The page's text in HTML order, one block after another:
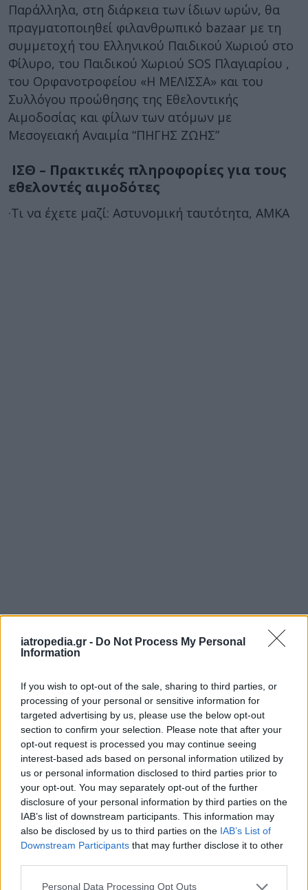
iatropedia.gr - Do Not Process My Personal
Information
If you wish to opt-out of the sale, sharing to third parties, or
processing of your personal or sensitive information for
targeted advertising by us, please use the below opt-out
section to confirm your selection. Please note that after your
opt-out request is processed you may continue seeing
interest-based ads based on personal information utilized by
us or personal information disclosed to third parties prior to
your opt-out. You may separately opt-out of the further
disclosure of your personal information by third parties on the
IAB’s list of downstream participants. This information may
also be disclosed by us to third parties on the IAB’s List of
Downstream Participants that may further disclose it to other
Personal Data Processing Opt Outs
Παράλληλα, στη διάρκεια των ίδιων ωρών, θα
πραγματοποιηθεί φιλανθρωπικό bazaar με τη
συμμετοχή του Ελληνικού Παιδικού Χωριού στο
Φίλυρο, του Παιδικού Χωριού SOS Πλαγιαρίου ,
του Ορφανοτροφείου «Η ΜΕΛΙΣΣΑ» και του
Συλλόγου προώθησης της Εθελοντικής
Αιμοδοσίας και φίλων των ατόμων με
Μεσογειακή Αναιμία “ΠΗΓΗΣ ΖΩΗΣ”
ΙΣΘ – Πρακτικές πληροφορίες για τους
εθελοντές αιμοδότες
·Τι να έχετε μαζί: Αστυνομική ταυτότητα, ΑΜΚΑ
· Πριν την αιμοδοσία: Ελαφρύ πρωινό, καλή
ενυδάτωση, όχι αλκοόλ, επαρκής ύπνος
Φωτογραφία: istock